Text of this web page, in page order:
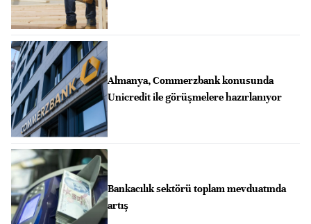
Almanya, Commerzbank konusunda
Unicredit ile görüşmelere hazırlanıyor
Bankacılık sektörü toplam mevduatında
artış